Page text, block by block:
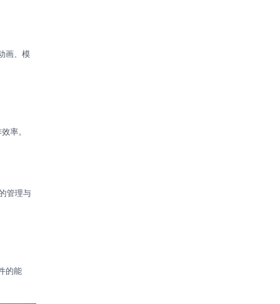
画、模
率。
管理与
的能